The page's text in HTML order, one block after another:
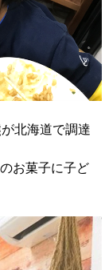
北海道で調達
お菓子に子ど